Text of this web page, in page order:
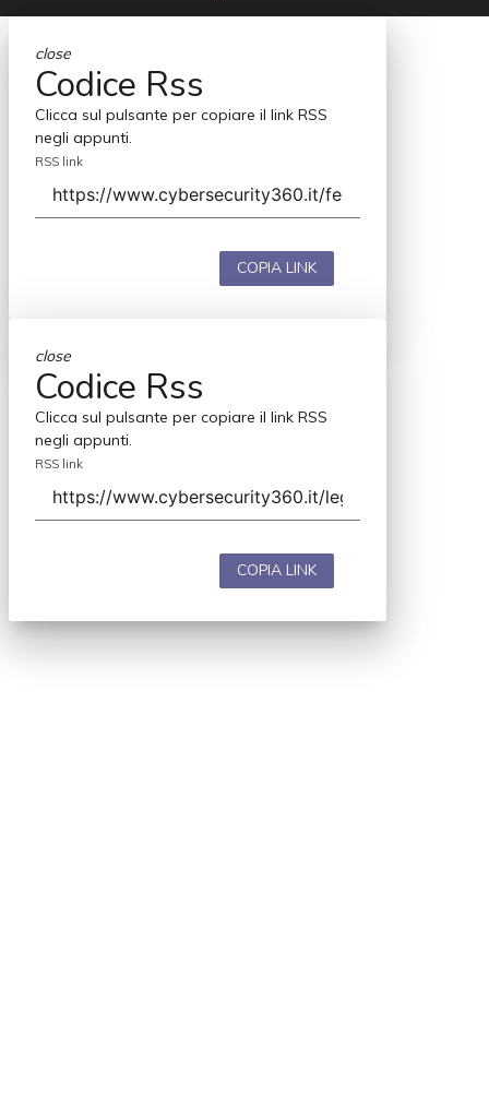
close
Codice Rss
Clicca sul pulsante per copiare il link RSS
negli appunti.
RSS link
COPIA LINK
close
Codice Rss
Clicca sul pulsante per copiare il link RSS
negli appunti.
RSS link
COPIA LINK